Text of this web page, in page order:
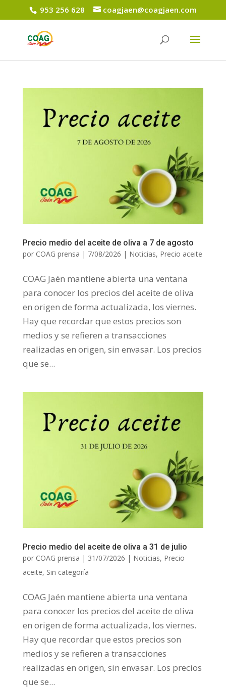
953 256 628 coagjaen@coagjaen.com
Precio medio del aceite de oliva a 7 de agosto
por COAG prensa | 7/08/2026 | Noticias, Precio aceite
COAG Jaén mantiene abierta una ventana
para conocer los precios del aceite de oliva
en origen de forma actualizada, los viernes.
Hay que recordar que estos precios son
medios y se refieren a transacciones
realizadas en origen, sin envasar. Los precios
que se...
Precio medio del aceite de oliva a 31 de julio
por COAG prensa | 31/07/2026 | Noticias, Precio
aceite, Sin categoría
COAG Jaén mantiene abierta una ventana
para conocer los precios del aceite de oliva
en origen de forma actualizada, los viernes.
Hay que recordar que estos precios son
medios y se refieren a transacciones
realizadas en origen, sin envasar. Los precios
que se...